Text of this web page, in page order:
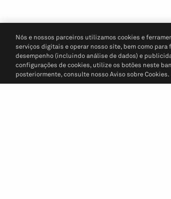
Nós e nossos parceiros utilizamos cookies e
serviços digitais e operar nosso site, bem como
desempenho (incluindo análise de dados) e
configurações de cookies, utilize os botões neste
posteriormente, consulte nosso Aviso sobre Cookies.